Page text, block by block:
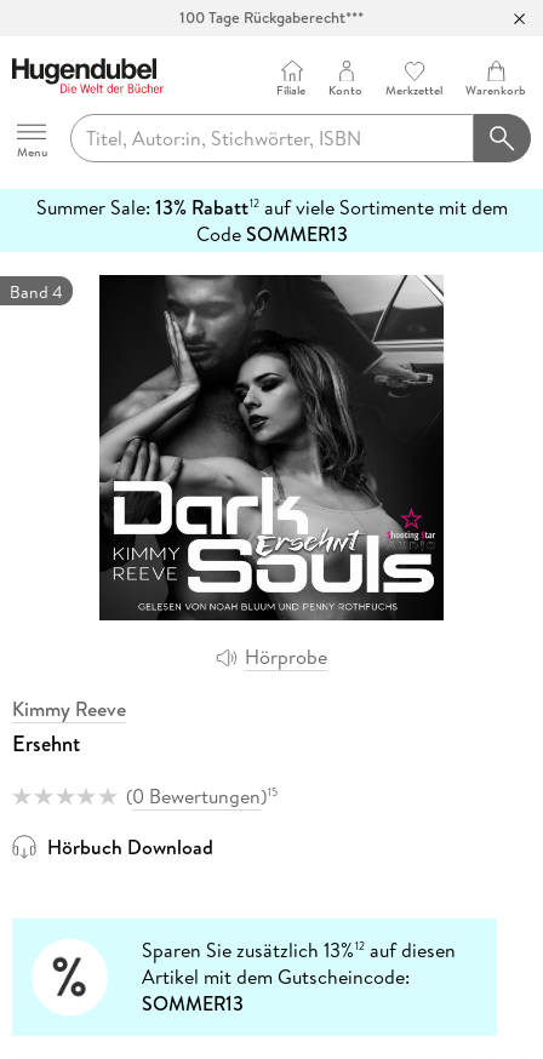
100 Tage Rückgaberecht***
Hugendubel
Menu
Filiale Konto Merkzettel Warenkorb
Summer Sale: 13% Rabatt12auf viele Sortimente mit dem
CodeSOMMER13
erfahren
Hörprobe
Band 4
Kimmy Reeve
Ersehnt
(0 Bewertungen)15
Hörbuch Download
Sparen Sie zusätzlich 13%12 auf diesen
Artikel mit dem Gutscheincode:
SOMMER13